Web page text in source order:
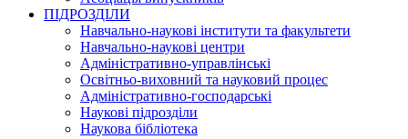
ПІДРОЗДІЛИ
Навчально-наукові інститути та факультети
Навчально-наукові центри
Адміністративно-управлінські
Освітньо-виховний та науковий процес
Адміністративно-господарські
Наукові підрозділи
Наукова бібліотека